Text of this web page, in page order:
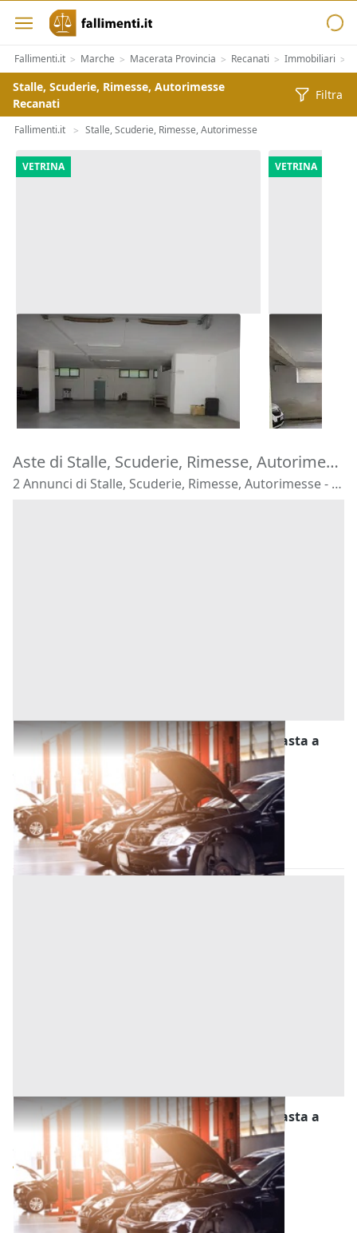
Fallimenti.it > Marche > Macerata Provincia > Recanati > Immobiliari >
Stalle, Scuderie, Rimesse, Autorimesse
Recanati
Filtra
Fallimenti.it > Stalle, Scuderie, Rimesse, Autorimesse
VETRINA
Asta Autorimessa in complesso
commerciale
Montecosaro (Macerata)
129.000 €
16/10/2026
VETRINA
Asta Quota
interrata
Carini
17.000 €
15/09/2026
Aste di Stalle, Scuderie, Rimesse, Autorimesse Recanati
2 Annunci di Stalle, Scuderie, Rimesse, Autorimesse - Recanati
Stalle, Scuderie, Rimesse, Autorimesse all'asta a
Recanati
Recanati (Macerata)
Offerta minima
13.200 € 17.600 €
Codice asta:ffbbab23
08/09/2026
Stalle, Scuderie, Rimesse, Autorimesse all'asta a
Macerata
Recanati (Macerata)
Offerta minima
4.396 €
Codice asta:7342a07d
Asta chiusa